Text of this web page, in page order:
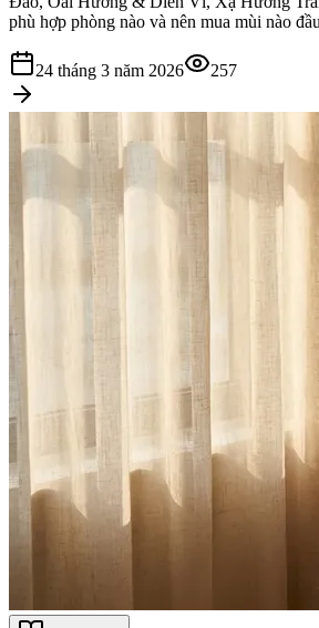
phù hợp phòng nào và nên mua mùi nào
24 tháng 3 năm 2026 257